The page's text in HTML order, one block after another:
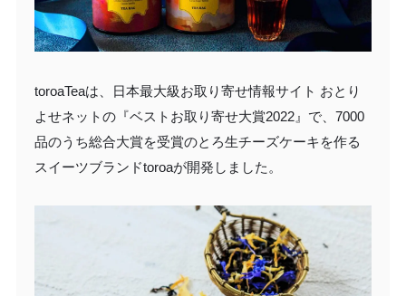
toroaTeaは、日本最大級お取り寄せ情報サイト おとり
よせネットの『ベストお取り寄せ大賞2022』で、7000
品のうち総合大賞を受賞のとろ生チーズケーキを作る
スイーツブランドtoroaが開発しました。